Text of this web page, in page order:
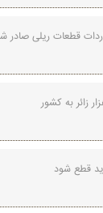
قطعات ریلی صادر
قطع شود